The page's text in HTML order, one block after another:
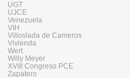
UGT
UJCE
Venezuela
VIH
Villoslada de Cameros
Vivienda
Wert
Willy Meyer
XVIII Congreso PCE
Zapatero